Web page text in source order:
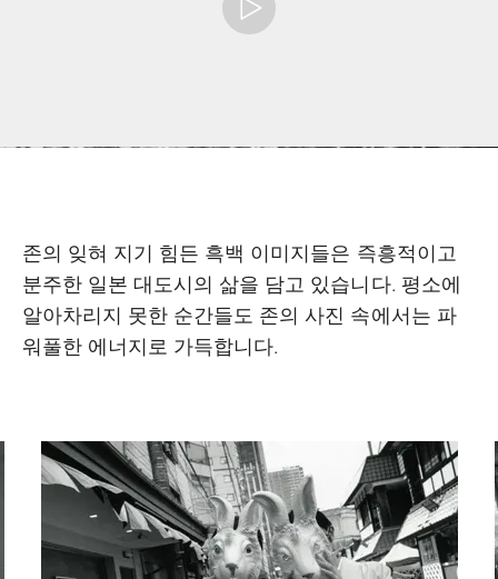
존의 잊혀 지기 힘든 흑백 이미지들은 즉흥적이고
분주한 일본 대도시의 삶을 담고 있습니다. 평소에
알아차리지 못한 순간들도 존의 사진 속에서는 파
워풀한 에너지로 가득합니다.